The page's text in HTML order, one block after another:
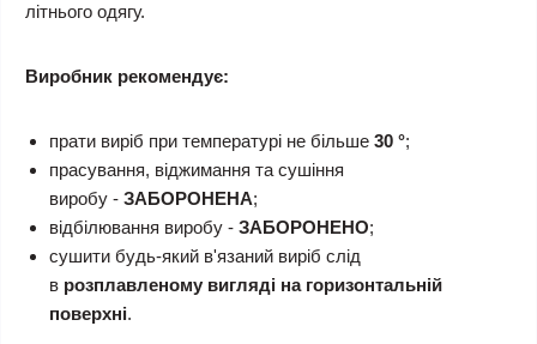
літнього одягу.
Виробник рекомендує:
прати виріб при температурі не більше 30 °;
прасування, віджимання та сушіння
виробу - ЗАБОРОНЕНА;
відбілювання виробу - ЗАБОРОНЕНО;
сушити будь-який в'язаний виріб слід
в розплавленому вигляді на горизонтальній
поверхні.